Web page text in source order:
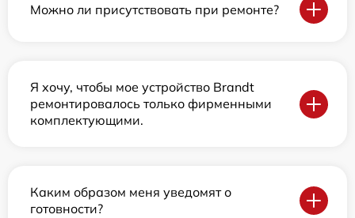
Можно ли присутствовать при ремонте?
Я хочу, чтобы мое устройство Brandt
ремонтировалось только фирменными
комплектующими.
Каким образом меня уведомят о
готовности?